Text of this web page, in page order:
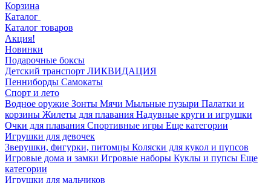
Корзина
Каталог
Каталог товаров
Акция!
Новинки
Подарочные боксы
Детский транспорт ЛИКВИДАЦИЯ
Пенниборды Самокаты
Спорт и лето
Водное оружие Зонты Мячи Мыльные пузыри Палатки и
корзины Жилеты для плавания Надувные круги и игрушки
Очки для плавания Спортивные игры Еще категории
Игрушки для девочек
Зверушки, фигурки, питомцы Коляски для кукол и пупсов
Игровые дома и замки Игровые наборы Куклы и пупсы Еще
категории
Игрушки для мальчиков